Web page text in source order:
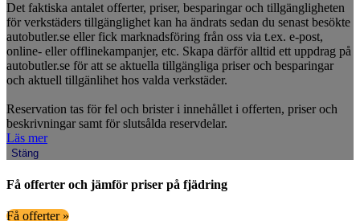
Det faktiska antalet offerter, priser, besparingar och tillgängligheten
för verkstäders tillgänglighet kan ha ändrats sedan du senast besökte
autobutler.se eller fick marknadsföring från oss via t.ex. e-post,
online- eller offlinekampanjer, etc. Skapa därför alltid ett uppdrag på
autobutler.se för att se aktuella tillgängliga priser och besparingar
och aktuell tillgänlihet hos valda verkstäder.
Reservation tas för fel och brister i innehållet i offerten, priser och
beskrivningar samt för slutsålda reservdelar.
Läs mer
Stäng
Få offerter och jämför priser på fjädring
Få offerter »